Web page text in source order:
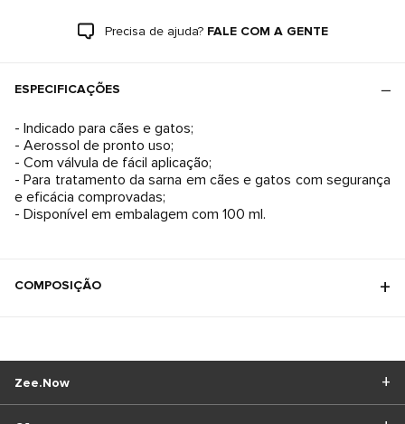
Precisa de ajuda? FALE COM A GENTE
ESPECIFICAÇÕES
- Indicado para cães e gatos;
- Aerossol de pronto uso;
- Com válvula de fácil aplicação;
- Para tratamento da sarna em cães e gatos com segurança
e eficácia comprovadas;
- Disponível em embalagem com 100 ml.
COMPOSIÇÃO
Zee.Now